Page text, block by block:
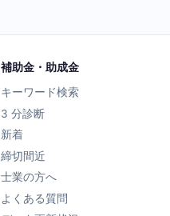
補助金・助成金
キーワード検索
3 分診断
新着
締切間近
士業の方へ
よくある質問